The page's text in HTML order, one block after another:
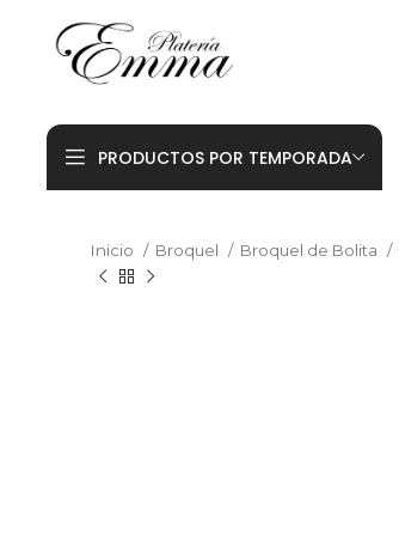
PRODUCTOS POR TEMPORADA
Inicio Broquel Broquel de Bolita